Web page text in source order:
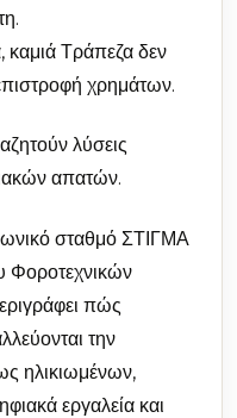
καμιά Τράπεζα δεν
χρημάτων.
λύσεις
απατών.
σταθμό ΣΤΙΓΜΑ
Φοροτεχνικών
πώς
την
ηλικιωμένων,
εργαλεία και